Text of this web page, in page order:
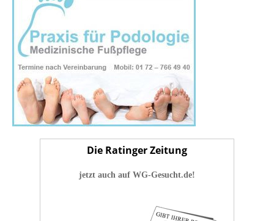
Die Ratinger Zeitung
jetzt auch auf WG-Gesucht.de!